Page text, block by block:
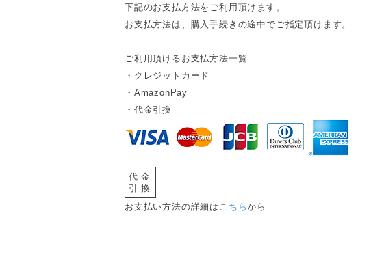
下記のお支払方法をご利用頂けます。
お支払方法は、購入手続きの途中でご指定頂けます。
ご利用頂けるお支払方法一覧
・クレジットカード
・AmazonPay
・代金引換
代金
引換
お支払い方法の詳細は こちらから